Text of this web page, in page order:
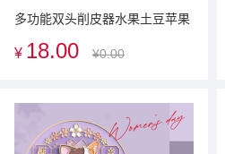
多功能双头削皮器水果土豆苹果
促销礼品定制
¥ 18.00 ¥0.00